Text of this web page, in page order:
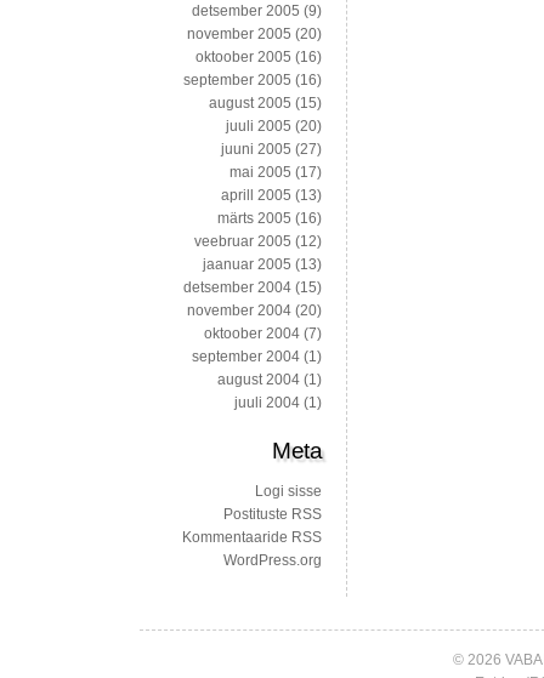
detsember 2005 (9)
november 2005 (20)
oktoober 2005 (16)
september 2005 (16)
august 2005 (15)
juuli 2005 (20)
juuni 2005 (27)
mai 2005 (17)
aprill 2005 (13)
märts 2005 (16)
veebruar 2005 (12)
jaanuar 2005 (13)
detsember 2004 (15)
november 2004 (20)
oktoober 2004 (7)
september 2004 (1)
august 2004 (1)
juuli 2004 (1)
Meta
Logi sisse
Postituste RSS
Kommentaaride RSS
WordPress.org
© 2026